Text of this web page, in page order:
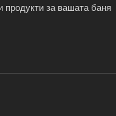
продукти за вашата баня